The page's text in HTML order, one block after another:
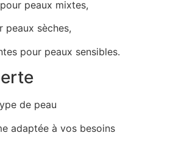
peaux mixtes,
peaux sèches,
pour peaux sensibles.
de peau
adaptée à vos besoins